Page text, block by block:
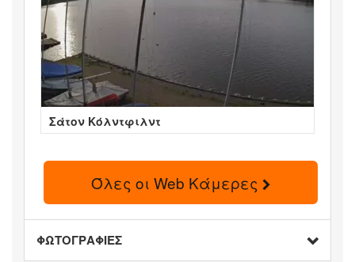
Σάτον Κόλντφιλντ
Όλες οι Web Κάμερες
ΦΩΤΟΓΡΑΦΙΕΣ